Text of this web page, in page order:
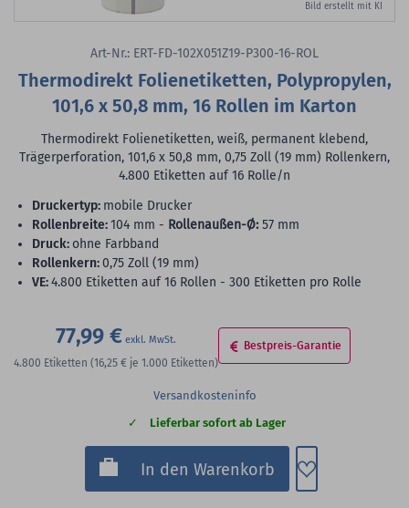
Bild erstellt mit KI
Art-Nr.: ERT-FD-102X051Z19-P300-16-ROL
Thermodirekt Folienetiketten, Polypropylen,
101,6 x 50,8 mm, 16 Rollen im Karton
Thermodirekt Folienetiketten, weiß, permanent klebend,
Trägerperforation, 101,6 x 50,8 mm, 0,75 Zoll (19 mm) Rollenkern,
4.800 Etiketten auf 16 Rolle/n
Druckertyp: mobile Drucker
Rollenbreite:104 mm - Rollenaußen-Ø: 57 mm
Druck: ohne Farbband
Rollenkern:0,75 Zoll (19 mm)
VE:4.800 Etiketten auf 16 Rollen - 300 Etiketten pro Rolle
77,99 €
4.800 Etiketten (16,25 € je 1.000 Etiketten)
Bestpreis-Garantie
Versandkosteninfo
Lieferbar sofort ab Lager
In den Warenkorb Zum